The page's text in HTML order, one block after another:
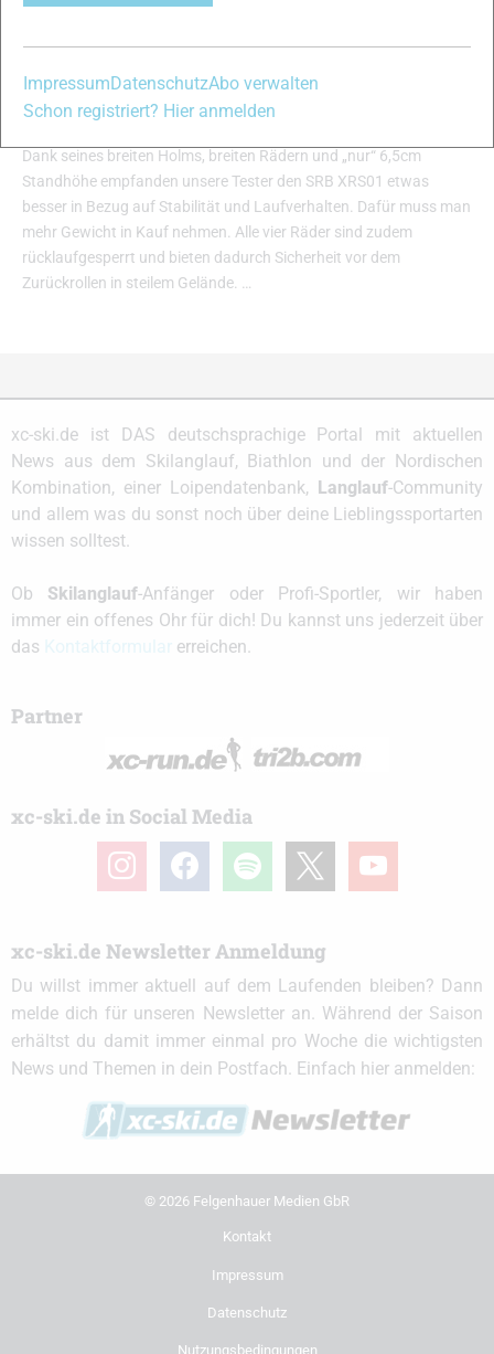
Crossroller 2022
XC-Ski Redaktion-9. Mai 2022
Dank seines breiten Holms, breiten Rädern und „nur“ 6,5cm
Standhöhe empfanden unsere Tester den SRB XRS01 etwas
besser in Bezug auf Stabilität und Laufverhalten. Dafür muss man
mehr Gewicht in Kauf nehmen. Alle vier Räder sind zudem
rücklaufgesperrt und bieten dadurch Sicherheit vor dem
Zurückrollen in steilem Gelände. …
xc-ski.de ist DAS deutschsprachige Portal mit aktuellen
News aus dem Skilanglauf, Biathlon und der Nordischen
Kombination, einer Loipendatenbank,
Langlauf-Community
und allem was du sonst noch über deine Lieblingssportarten
wissen solltest.
Ob Skilanglauf-Anfänger oder Profi-Sportler, wir haben
immer ein offenes Ohr für dich! Du kannst uns jederzeit über
das
erreichen.
Partner
xc-ski.de in Social Media
instagramfacebook spotify youtube
xc-ski.de Newsletter Anmeldung
Du willst immer aktuell auf dem Laufenden bleiben? Dann
melde dich für unseren Newsletter an. Während der Saison
erhältst du damit immer einmal pro Woche die wichtigsten
News und Themen in dein Postfach. Einfach hier anmelden:
© 2026 Felgenhauer Medien GbR
Kontakt
Impressum
Datenschutz
Nutzungsbedingungen
Impressum DatenschutzAbo verwalten
Schon registriert? Hier anmelden